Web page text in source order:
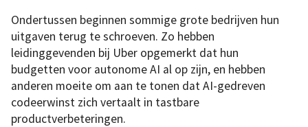
Ondertussen beginnen sommige grote bedrijven hun
uitgaven terug te schroeven. Zo hebben
leidinggevenden bij Uber opgemerkt dat hun
budgetten voor autonome AI al op zijn, en hebben
anderen moeite om aan te tonen dat AI-gedreven
codeerwinst zich vertaalt in tastbare
productverbeteringen.